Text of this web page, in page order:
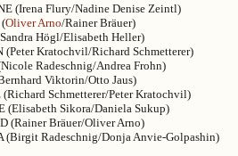
(Irena Flury/Nadine Denise Zeintl)
Oliver Arno/Rainer Bräuer)
Högl/Elisabeth Heller)
(Peter Kratochvil/Richard Schmetterer)
Radeschnig/Andrea Frohn)
Viktorin/Otto Jaus)
(Richard Schmetterer/Peter Kratochvil)
(Elisabeth Sikora/Daniela Sukup)
(Rainer Bräuer/Oliver Arno)
(Birgit Radeschnig/Donja Anvie-Golpashin)